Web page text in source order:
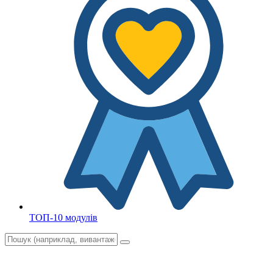
ТОП-10 модулів